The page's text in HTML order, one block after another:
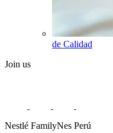
de Calidad
Join us
Nestlé FamilyNes Perú